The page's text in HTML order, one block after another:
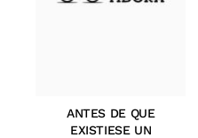
ANTES DE QUE
EXISTIESE UN